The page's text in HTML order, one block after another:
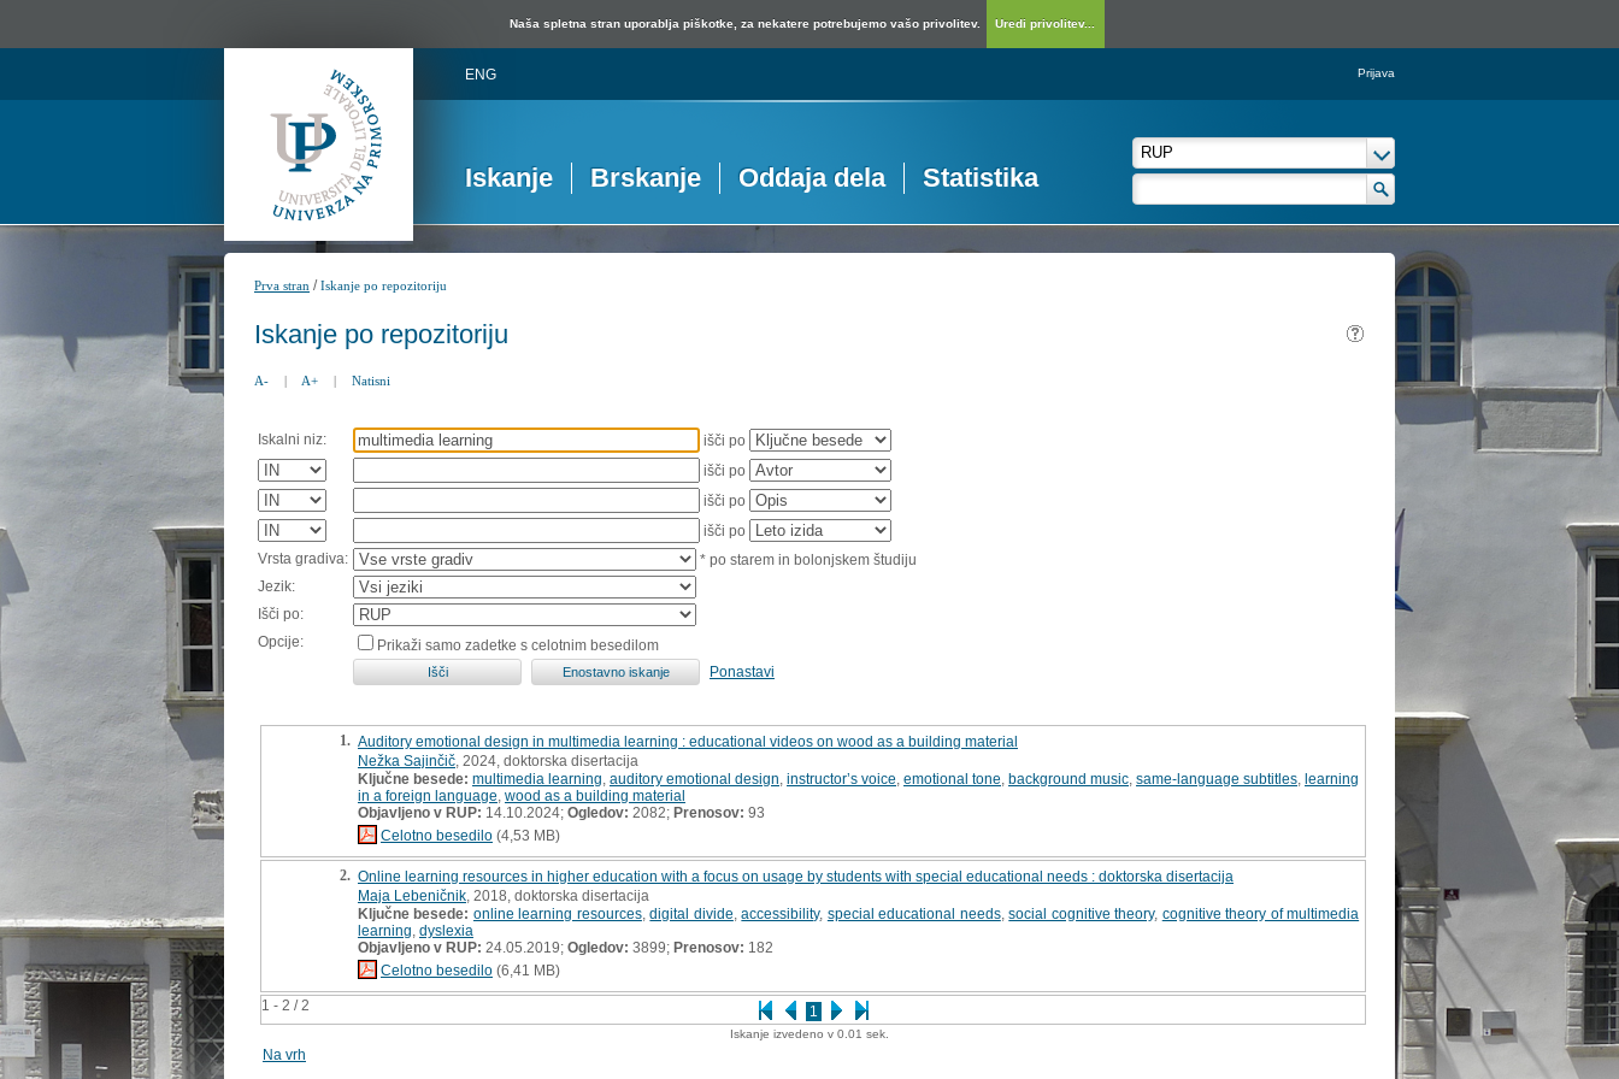
Naša spletna stran uporablja piškotke, za nekatere potrebujemo vašo privolitev. Uredi privolitev...
ENG Prijava
Iskanje Brskanje Oddaja dela Statistika
Prva stran /Iskanje po repozitoriju
Iskanje po repozitoriju
A- | A+ | Natisni
Iskalni niz:
išči po
išči po
išči po
išči po
Vrsta gradiva:
* po starem in bolonjskem študiju
Jezik:
Išči po:
Opcije:
Prikaži samo zadetke s celotnim besedilom
Ponastavi
1 - 2 / 2 1
1. Auditory emotional design in multimedia learning : educational videos on wood as a building material
Nežka Sajinčič , 2024, doktorska disertacija
Ključne besede: multimedia learning auditory emotional design instructor’s voice emotional tone background music same-language subtitles learning
in a foreign language wood as a building material
Objavljeno v RUP: 14.10.2024; Ogledov: 2082; Prenosov: 93
Celotno besedilo (4,53 MB)
2. Online learning resources in higher education with a focus on usage by students with special educational needs : doktorska disertacija
Maja Lebeničnik , 2018, doktorska disertacija
Ključne besede: online learning resources,digital divide ,accessibility, special educational needs,social cognitive theory, cognitive theory of multimedia
learning dyslexia
Objavljeno v RUP: 24.05.2019; Ogledov: 3899; Prenosov: 182
Celotno besedilo (6,41 MB)
Iskanje izvedeno v 0.01 sek.
Na vrh